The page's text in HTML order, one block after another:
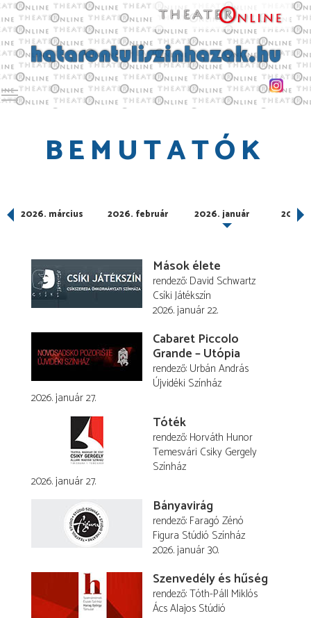
Toggle main menu visibility
BEMUTATÓK
2026. március 2026. február 2026. január 2025.
Mások élete
rendező David Schwartz
Csíki Játékszín
2026. január 22.
Cabaret Piccolo
Grande – Utópia
rendező Urbán András
Újvidéki Színház
2026. január 27.
Tóték
rendező Horváth Hunor
Temesvári Csiky Gergely
Színház
2026. január 27.
Bányavirág
rendező Faragó Zénó
Figura Stúdió Színház
2026. január 30.
Szenvedély és hűség
rendező Tóth-Páll Miklós
Ács Alajos Stúdió